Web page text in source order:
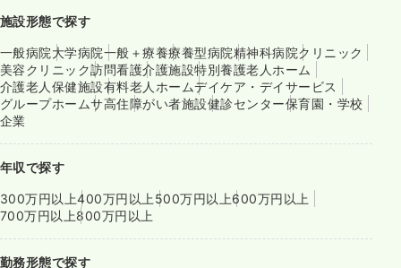
施設形態で探す
一般病院大学病院一般＋療養療養型病院精神科病院クリニック
美容クリニック訪問看護介護施設特別養護老人ホーム
介護老人保健施設有料老人ホームデイケア・デイサービス
グループホームサ高住障がい者施設健診センター保育園・学校
企業
年収で探す
300万円以上400万円以上500万円以上600万円以上
700万円以上800万円以上
勤務形態で探す